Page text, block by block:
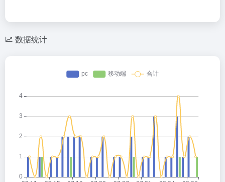
数据统计